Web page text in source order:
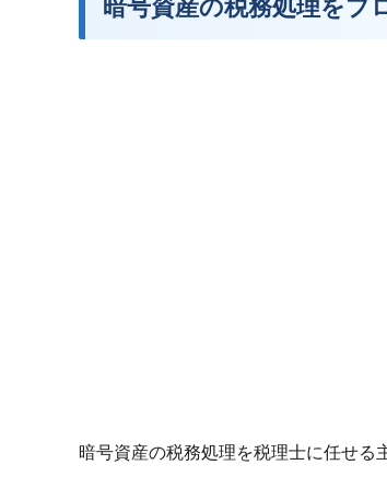
暗号資産の税務処理を税理士に任せる